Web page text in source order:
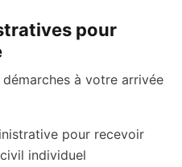
pour
à votre arrivée
pour recevoir
individuel